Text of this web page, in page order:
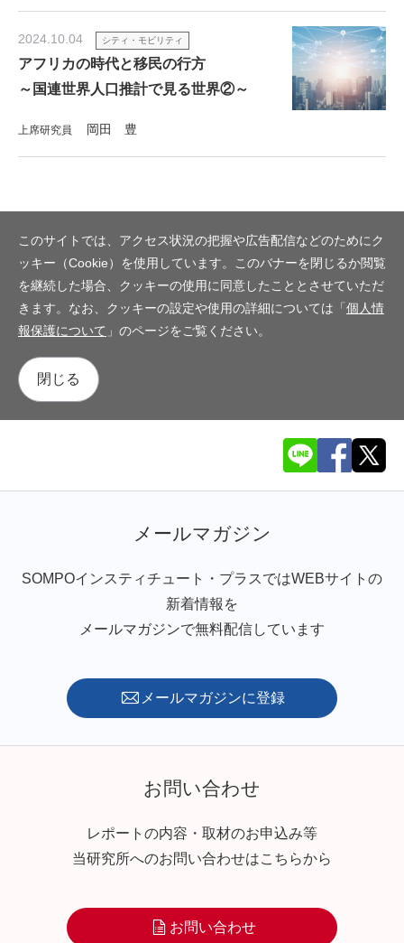
2024.10.04 シティ・モビリティ
アフリカの時代と移民の行方
～国連世界人口推計で見る世界②～
上席研究員 岡田 豊
このサイトでは、アクセス状況の把握や広告配信などのためにク
ッキー（Cookie）を使用しています。このバナーを閉じるか閲覧
を継続した場合、クッキーの使用に同意したこととさせていただ
きます。なお、クッキーの設定や使用の詳細については「個人情
報保護について 」のページをご覧ください。
閉じる
メールマガジン
SOMPOインスティチュート・プラスではWEBサイトの
新着情報を
メールマガジンで無料配信しています
メールマガジンに登録
お問い合わせ
レポートの内容・取材のお申込み等
当研究所へのお問い合わせはこちらから
お問い合わせ